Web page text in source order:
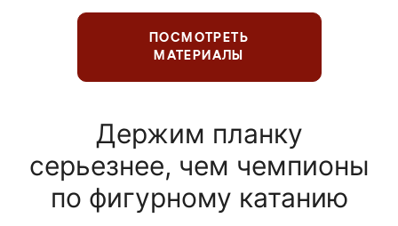
ПОСМОТРЕТЬ
МАТЕРИАЛЫ
Держим планку
серьезнее, чем чемпионы
по фигурному катанию